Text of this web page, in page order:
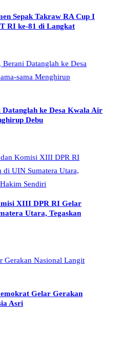
Sepak Takraw RA Cup I
RI ke-81 di Langkat
ke Desa Kwala Air
Debu
XIII DPR RI Gelar
Utara, Tegaskan
Gelar Gerakan
Asri